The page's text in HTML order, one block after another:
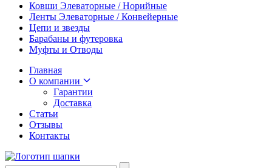
Ковши Элеваторные / Норийные
Ленты Элеваторные / Конвейерные
Цепи и звезды
Барабаны и футеровка
Муфты и Отводы
Главная
О компании
Гарантии
Доставка
Статьи
Отзывы
Контакты